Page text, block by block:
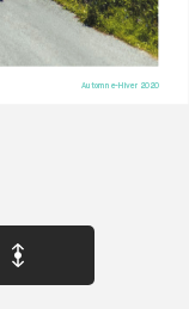
Automne-Hiver 2020